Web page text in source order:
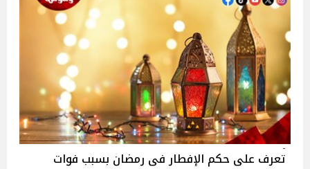
تعرف على حكم الإفطار فى رمضان بسبب فوات